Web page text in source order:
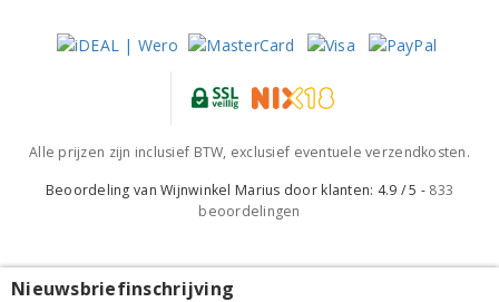
Alle prijzen zijn inclusief BTW, exclusief eventuele verzendkosten.
Beoordeling vanWijnwinkel Marius door klanten: 4.9 /5 - 833
beoordelingen
Nieuwsbriefinschrijving